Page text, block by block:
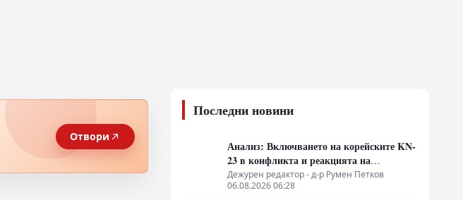
Отвори
Последни новини
Анализ: Включването на корейските KN-
23 в конфликта и реакцията на
западните разузнавания
Дежурен редактор - д-р Румен Петков
06.08.2026 06:28